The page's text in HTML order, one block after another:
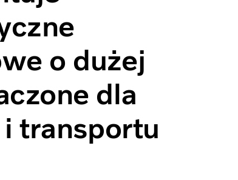
o dużej
dla
transportu